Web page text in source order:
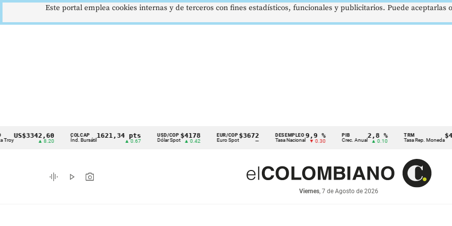
Cintillo
indicadores
económicos
COLCAP
Índ. Bursátil
1621,34 pts USD/COP
Dólar Spot
$4178
▲ 0.42
EUR/COP
Euro Spot
$3672
—
DESEMPLEO
Tasa Nacional
9,9 %
▼ 0.30
PIB
Crec. Anual
2,8 %
▲ 0.10
TRM
Tasa Rep. Moneda ▲
graphic_eq play_arrow photo_camera
Viernes, 7 de Agosto de 2026
Este portal emplea cookies internas y de terceros con fines estadísticos, funcionales y publicitarios. Puede aceptarlas